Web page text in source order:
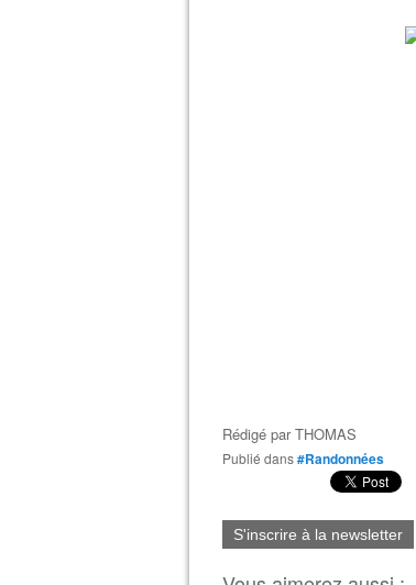
Rédigé parTHOMAS
Publié dans#Randonnées
S'inscrire à la newsletter